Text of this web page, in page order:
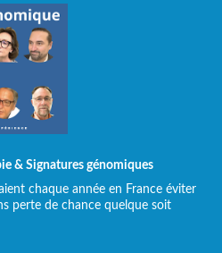
& Signatures génomiques
chaque année en France éviter
perte de chance quelque soit